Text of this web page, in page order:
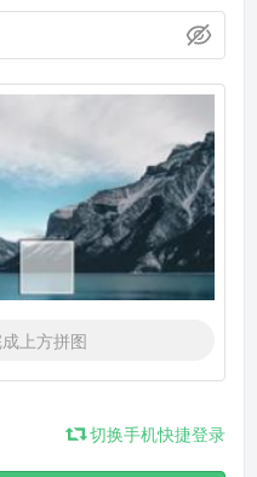
上方拼图
切换手机快捷登录